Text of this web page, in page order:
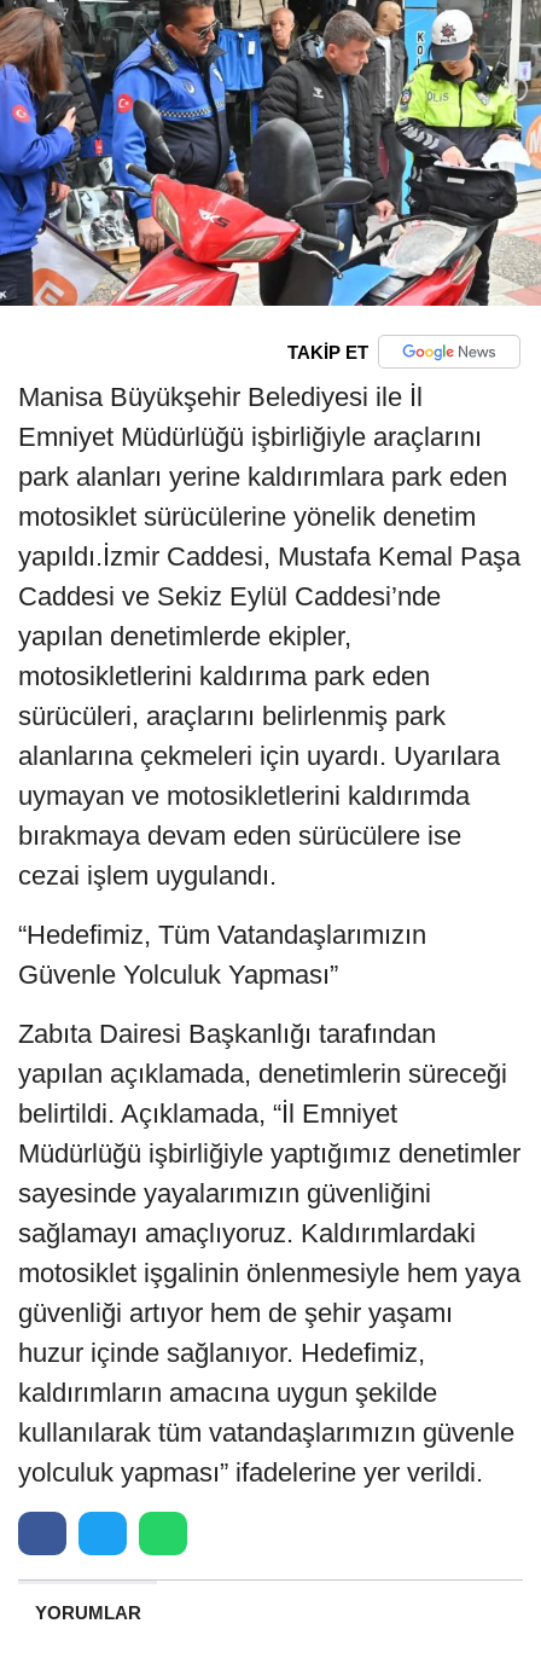
TAKİP ET
Manisa Büyükşehir Belediyesi ile İl
Emniyet Müdürlüğü işbirliğiyle araçlarını
park alanları yerine kaldırımlara park eden
motosiklet sürücülerine yönelik denetim
yapıldı.İzmir Caddesi, Mustafa Kemal Paşa
Caddesi ve Sekiz Eylül Caddesi’nde
yapılan denetimlerde ekipler,
motosikletlerini kaldırıma park eden
sürücüleri, araçlarını belirlenmiş park
alanlarına çekmeleri için uyardı. Uyarılara
uymayan ve motosikletlerini kaldırımda
bırakmaya devam eden sürücülere ise
cezai işlem uygulandı.
“Hedefimiz, Tüm Vatandaşlarımızın
Güvenle Yolculuk Yapması”
Zabıta Dairesi Başkanlığı tarafından
yapılan açıklamada, denetimlerin süreceği
belirtildi. Açıklamada, “İl Emniyet
Müdürlüğü işbirliğiyle yaptığımız denetimler
sayesinde yayalarımızın güvenliğini
sağlamayı amaçlıyoruz. Kaldırımlardaki
motosiklet işgalinin önlenmesiyle hem yaya
güvenliği artıyor hem de şehir yaşamı
huzur içinde sağlanıyor. Hedefimiz,
kaldırımların amacına uygun şekilde
kullanılarak tüm vatandaşlarımızın güvenle
yolculuk yapması” ifadelerine yer verildi.
YORUMLAR